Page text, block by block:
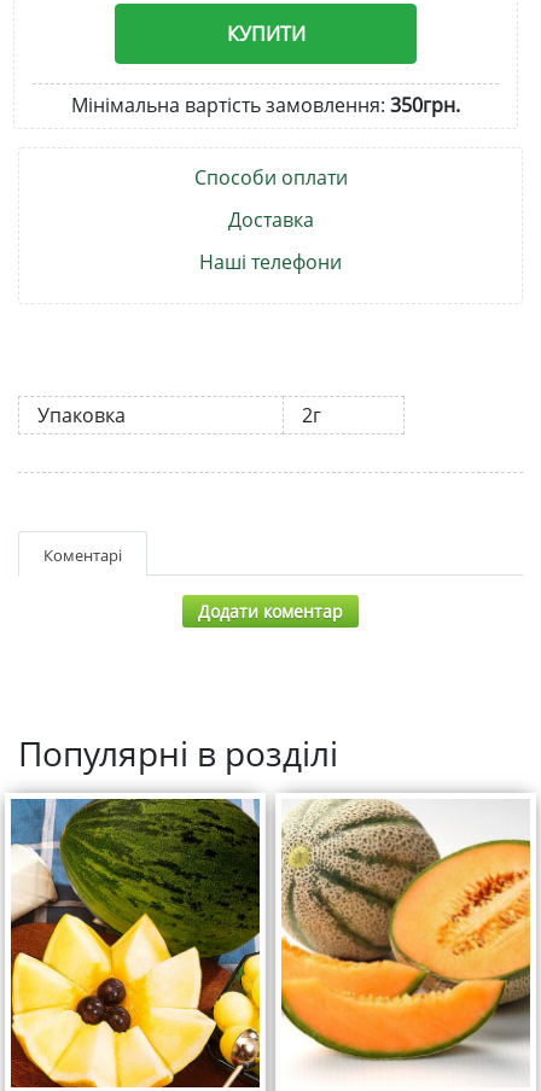
КУПИТИ
Мінімальна вартість замовлення: 350грн.
Способи оплати
Доставка
Наші телефони
Упаковка 2г
Коментарі
Додати коментар
Популярні в розділі